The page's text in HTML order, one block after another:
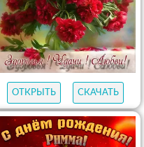
ОТКРЫТЬ СКАЧАТЬ